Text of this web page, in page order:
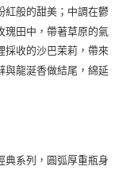
紅般的甜美；中調在鬱
瑰田中，帶著草原的氣
採收的沙巴茉莉，帶來
與龍涎香做結尾，綿延
典系列，圓弧厚重瓶身